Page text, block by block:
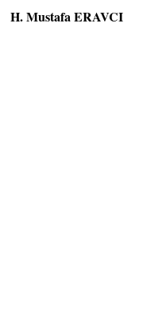
H. Mustafa ERAVCI